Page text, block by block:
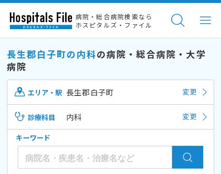
病院・総合病院検索なら
ホスピタルズ・ファイル
長生郡白子町の内科の病院・総合病院・大学
病院
エリア・駅 長生郡白子町 変更
診療科目 内科 変更
キーワード